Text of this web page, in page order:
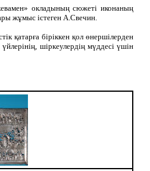
окладының сюжеті иконаның
жұмыс істеген А.Свечин.
қатарға біріккен қол өнершілерден
шіркеулердің мүддесі үшін